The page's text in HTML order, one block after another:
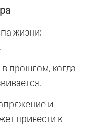
жизни:
в прошлом, когда
и
привести к